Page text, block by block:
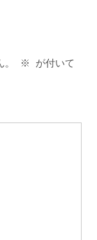
※
が付いて